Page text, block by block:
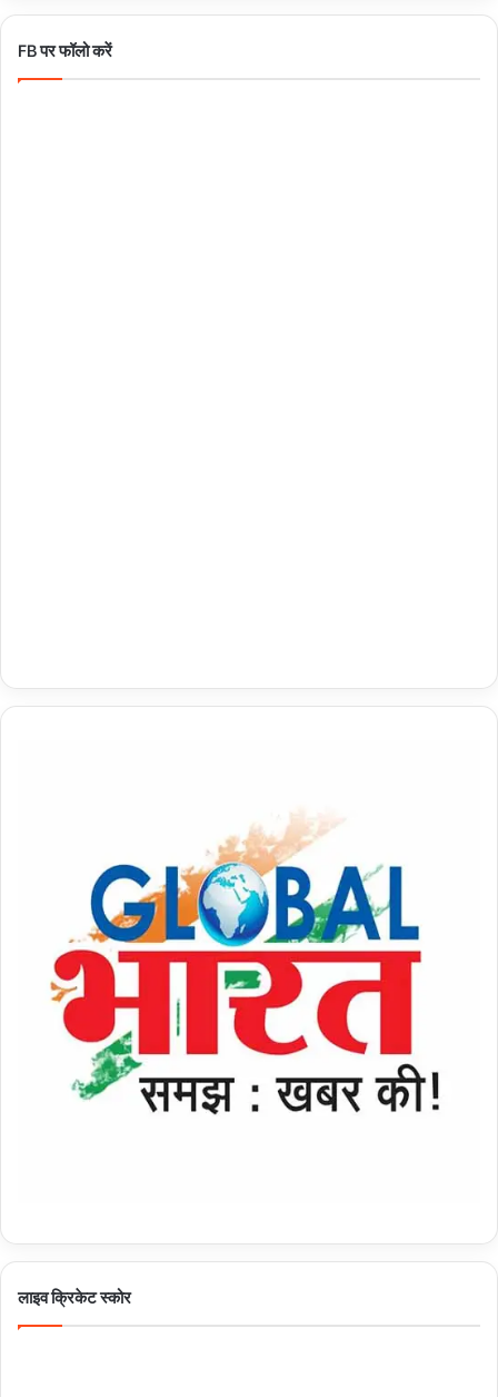
FB पर फॉलो करें
लाइव क्रिकेट स्कोर